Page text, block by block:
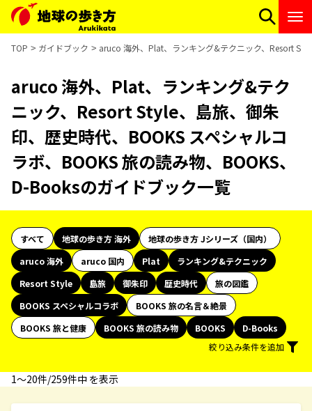
TOP ガイドブック aruco 海外、Plat、ランキング&テクニック、Resort
aruco 海外、Plat、ランキング&テク
ニック、Resort Style、島旅、御朱
印、歴史時代、BOOKS スペシャルコ
ラボ、BOOKS 旅の読み物、BOOKS、
D-Booksのガイドブック一覧
すべて 地球の歩き方 海外
地球の歩き方 Jシリーズ（国内）
aruco 海外
aruco 国内 Plat
ランキング&テクニック
Resort Style
島旅 御朱印 歴史時代
旅の図鑑
BOOKS スペシャルコラボ
BOOKS 旅の名言＆絶景
BOOKS 旅と健康
BOOKS 旅の読み物 BOOKS
D-Books
絞り込み条件を追加
1〜20件/259件中 を表示